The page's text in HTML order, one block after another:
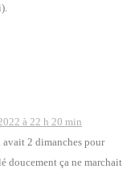
à 22 h 20 min
avait 2 dimanches pour
dou­ce­ment ça ne mar­chait